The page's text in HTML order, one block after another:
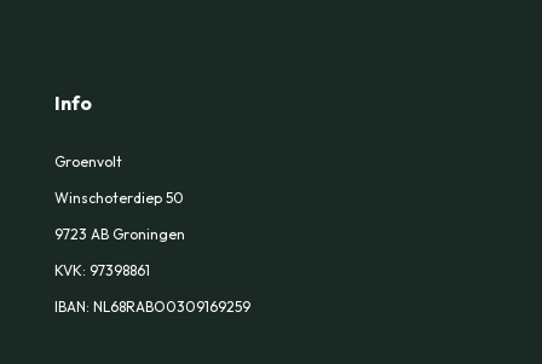
Info
Groenvolt
Winschoterdiep 50
9723 AB Groningen
KVK: 97398861
IBAN: NL68RABO0309169259